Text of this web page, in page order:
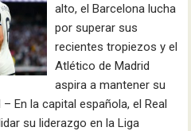
alto, el Barcelona lucha
por superar sus
recientes tropiezos y el
Atlético de Madrid
aspira a mantener su
En la capital española, el Real
su liderazgo en la Liga